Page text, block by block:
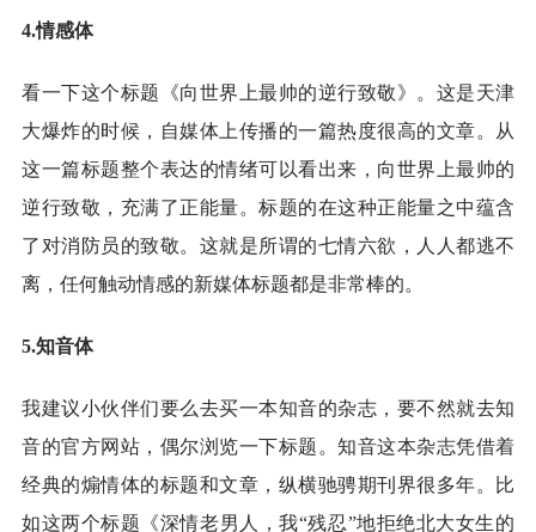
4.情感体
看一下这个标题《向世界上最帅的逆行致敬》。这是天津
大爆炸的时候，自媒体上传播的一篇热度很高的文章。从
这一篇标题整个表达的情绪可以看出来，向世界上最帅的
逆行致敬，充满了正能量。标题的在这种正能量之中蕴含
了对消防员的致敬。这就是所谓的七情六欲，人人都逃不
离，任何触动情感的新媒体标题都是非常棒的。
5.知音体
我建议小伙伴们要么去买一本知音的杂志，要不然就去知
音的官方网站，偶尔浏览一下标题。知音这本杂志凭借着
经典的煽情体的标题和文章，纵横驰骋期刊界很多年。比
如这两个标题《深情老男人，我“残忍”地拒绝北大女生的